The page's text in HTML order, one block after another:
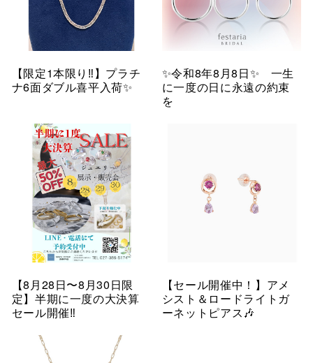
【限定1本限り‼︎】プラチ
ナ6面ダブル喜平入荷✨
✨令和8年8月8日✨ 一生
に一度の日に永遠の約束
を
【8月28日〜8月30日限
定】半期に一度の大決算
セール開催‼︎
【セール開催中！】アメ
シスト＆ロードライトガ
ーネットピアス🎶